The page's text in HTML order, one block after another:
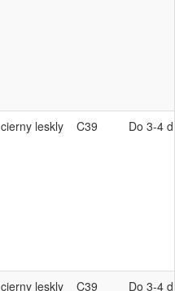
cierny leskly C39 Do 3-4
cierny leskly C39 Do 3-4